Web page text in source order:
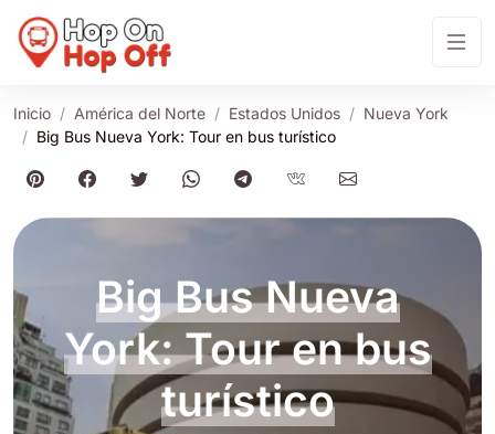
Inicio América del Norte Estados Unidos
Nueva York
Big Bus Nueva York: Tour en bus turístico
Big Bus Nueva
York: Tour en bus
turístico